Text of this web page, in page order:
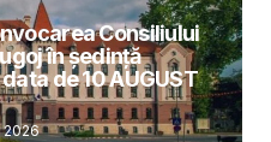
Consiliului
în şedinţă
de 10 AUGUST
2026